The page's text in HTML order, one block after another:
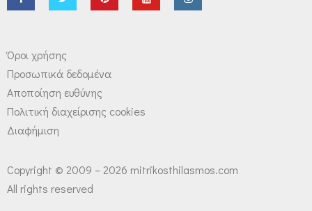
Όροι χρήσης
Προσωπικά δεδομένα
Αποποίηση ευθύνης
Πολιτική διαχείρισης cookies
Διαφήμιση
Copyright © 2009 – 2026 mitrikosthilasmos.com
All rights reserved